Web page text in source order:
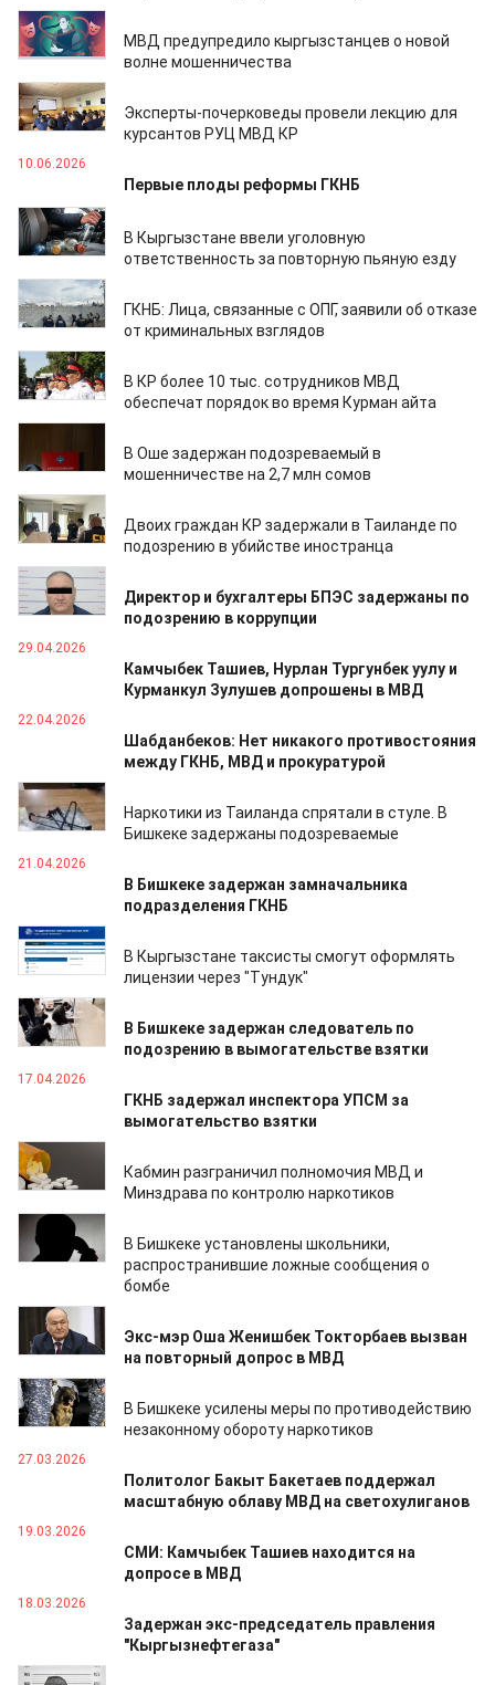
08.07.2026
МВД предупредило кыргызстанцев о новой
волне мошенничества
29.06.2026
Эксперты-почерковеды провели лекцию для
курсантов РУЦ МВД КР
10.06.2026
Первые плоды реформы ГКНБ
10.06.2026
В Кыргызстане ввели уголовную
ответственность за повторную пьяную езду
29.05.2026
ГКНБ: Лица, связанные с ОПГ, заявили об отказе
от криминальных взглядов
26.05.2026
В КР более 10 тыс. сотрудников МВД
обеспечат порядок во время Курман айта
В Оше задержан подозреваемый в
мошенничестве на 2,7 млн сомов
18.05.2026
Двоих граждан КР задержали в Таиланде по
подозрению в убийстве иностранца
29.04.2026
Директор и бухгалтеры БПЭС задержаны по
подозрению в коррупции
29.04.2026
Камчыбек Ташиев, Нурлан Тургунбек уулу и
Курманкул Зулушев допрошены в МВД
22.04.2026
Шабданбеков: Нет никакого противостояния
между ГКНБ, МВД и прокуратурой
21.04.2026
Наркотики из Таиланда спрятали в стуле. В
Бишкеке задержаны подозреваемые
21.04.2026
В Бишкеке задержан замначальника
подразделения ГКНБ
21.04.2026
В Кыргызстане таксисты смогут оформлять
лицензии через "Тундук"
20.04.2026
В Бишкеке задержан следователь по
подозрению в вымогательстве взятки
17.04.2026
ГКНБ задержал инспектора УПСМ за
вымогательство взятки
08.04.2026
Кабмин разграничил полномочия МВД и
Минздрава по контролю наркотиков
01.04.2026
В Бишкеке установлены школьники,
распространившие ложные сообщения о
бомбе
01.04.2026
Экс-мэр Оша Женишбек Токторбаев вызван
на повторный допрос в МВД
30.03.2026
В Бишкеке усилены меры по противодействию
незаконному обороту наркотиков
27.03.2026
Политолог Бакыт Бакетаев поддержал
масштабную облаву МВД на светохулиганов
19.03.2026
СМИ: Камчыбек Ташиев находится на
допросе в МВД
18.03.2026
Задержан экс-председатель правления
"Кыргызнефтегаза"
13.03.2026